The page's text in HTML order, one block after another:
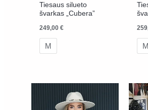
Tiesaus silueto
švarkas „Cubera”
249,00€
M M